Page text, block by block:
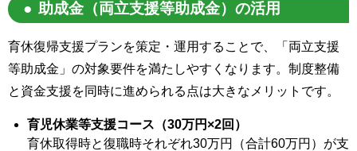
助成金（両立支援等助成金）の活用
育休復帰支援プランを策定・運用することで、「両立支援
等助成金」の対象要件を満たしやすくなります。制度整備
と資金支援を同時に進められる点は大きなメリットです。
育児休業等支援コース（30万円×2回）
育休取得時と復職時それぞれ30万円（合計60万円）が支